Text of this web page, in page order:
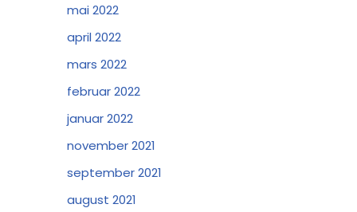
mai 2022
april 2022
mars 2022
februar 2022
januar 2022
november 2021
september 2021
august 2021